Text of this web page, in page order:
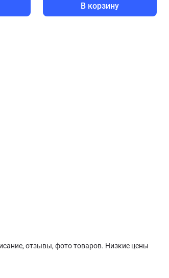
В корзину
отзывы, фото товаров. Низкие цены